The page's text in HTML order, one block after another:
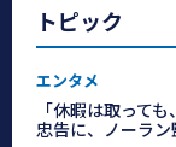
トピック
エンタメ
「休暇は取って
忠告に、ノーラ